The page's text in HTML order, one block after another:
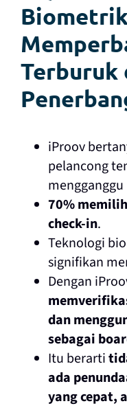
Terburuk
iProov
pelancong
70%
check-in.
Teknologi
signifikan
Dengan
dan
sebagai
Itu berarti
ada
yang cepat,